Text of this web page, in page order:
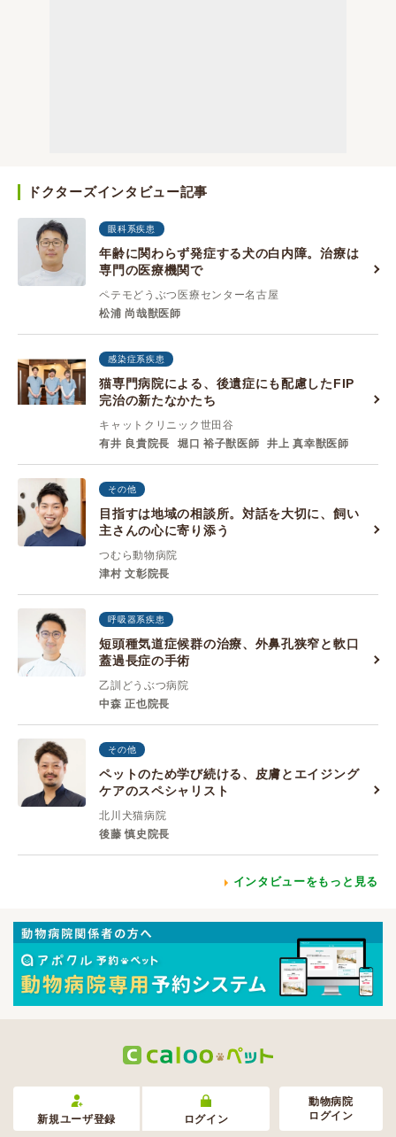
ドクターズインタビュー記事
眼科系疾患
年齢に関わらず発症する犬の白内障。治療は
専門の医療機関で
ペテモどうぶつ医療センター名古屋
松浦 尚哉獣医師
感染症系疾患
猫専門病院による、後遺症にも配慮したFIP
完治の新たなかたち
キャットクリニック世田谷
有井 良貴院長
堀口 裕子獣医師 井上 真幸獣医師
その他
目指すは地域の相談所。対話を大切に、飼い
主さんの心に寄り添う
つむら動物病院
津村 文彰院長
呼吸器系疾患
短頭種気道症候群の治療、外鼻孔狭窄と軟口
蓋過長症の手術
乙訓どうぶつ病院
中森 正也院長
その他
ペットのため学び続ける、皮膚とエイジング
ケアのスペシャリスト
北川犬猫病院
後藤 慎史院長
インタビューをもっと見る
新規ユーザ登録 ログイン
動物病院
ログイン